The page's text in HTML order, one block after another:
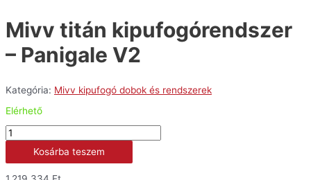
Mivv titán kipufogórendszer
– Panigale V2
Kategória: Mivv kipufogó dobok és rendszerek
Elérhető
Mivv
titán
kipufogórendszer
-
Panigale
Kosárba teszem